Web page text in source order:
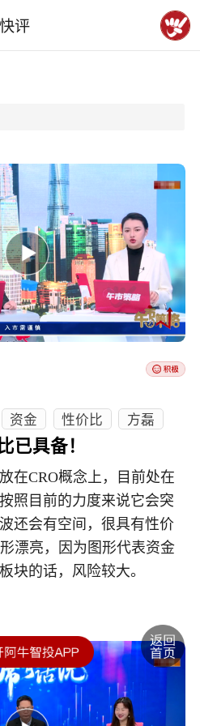
快评
下拉刷新
资金 性价比
方磊
已具备！
在CRO概念上，目前处在
照目前的力度来说它会突
还会有空间，很具有性价
漂亮，因为图形代表资金
块的话，风险较大。